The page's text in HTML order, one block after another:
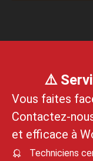
⚠️
Vous faites
et efficace à
Techniciens